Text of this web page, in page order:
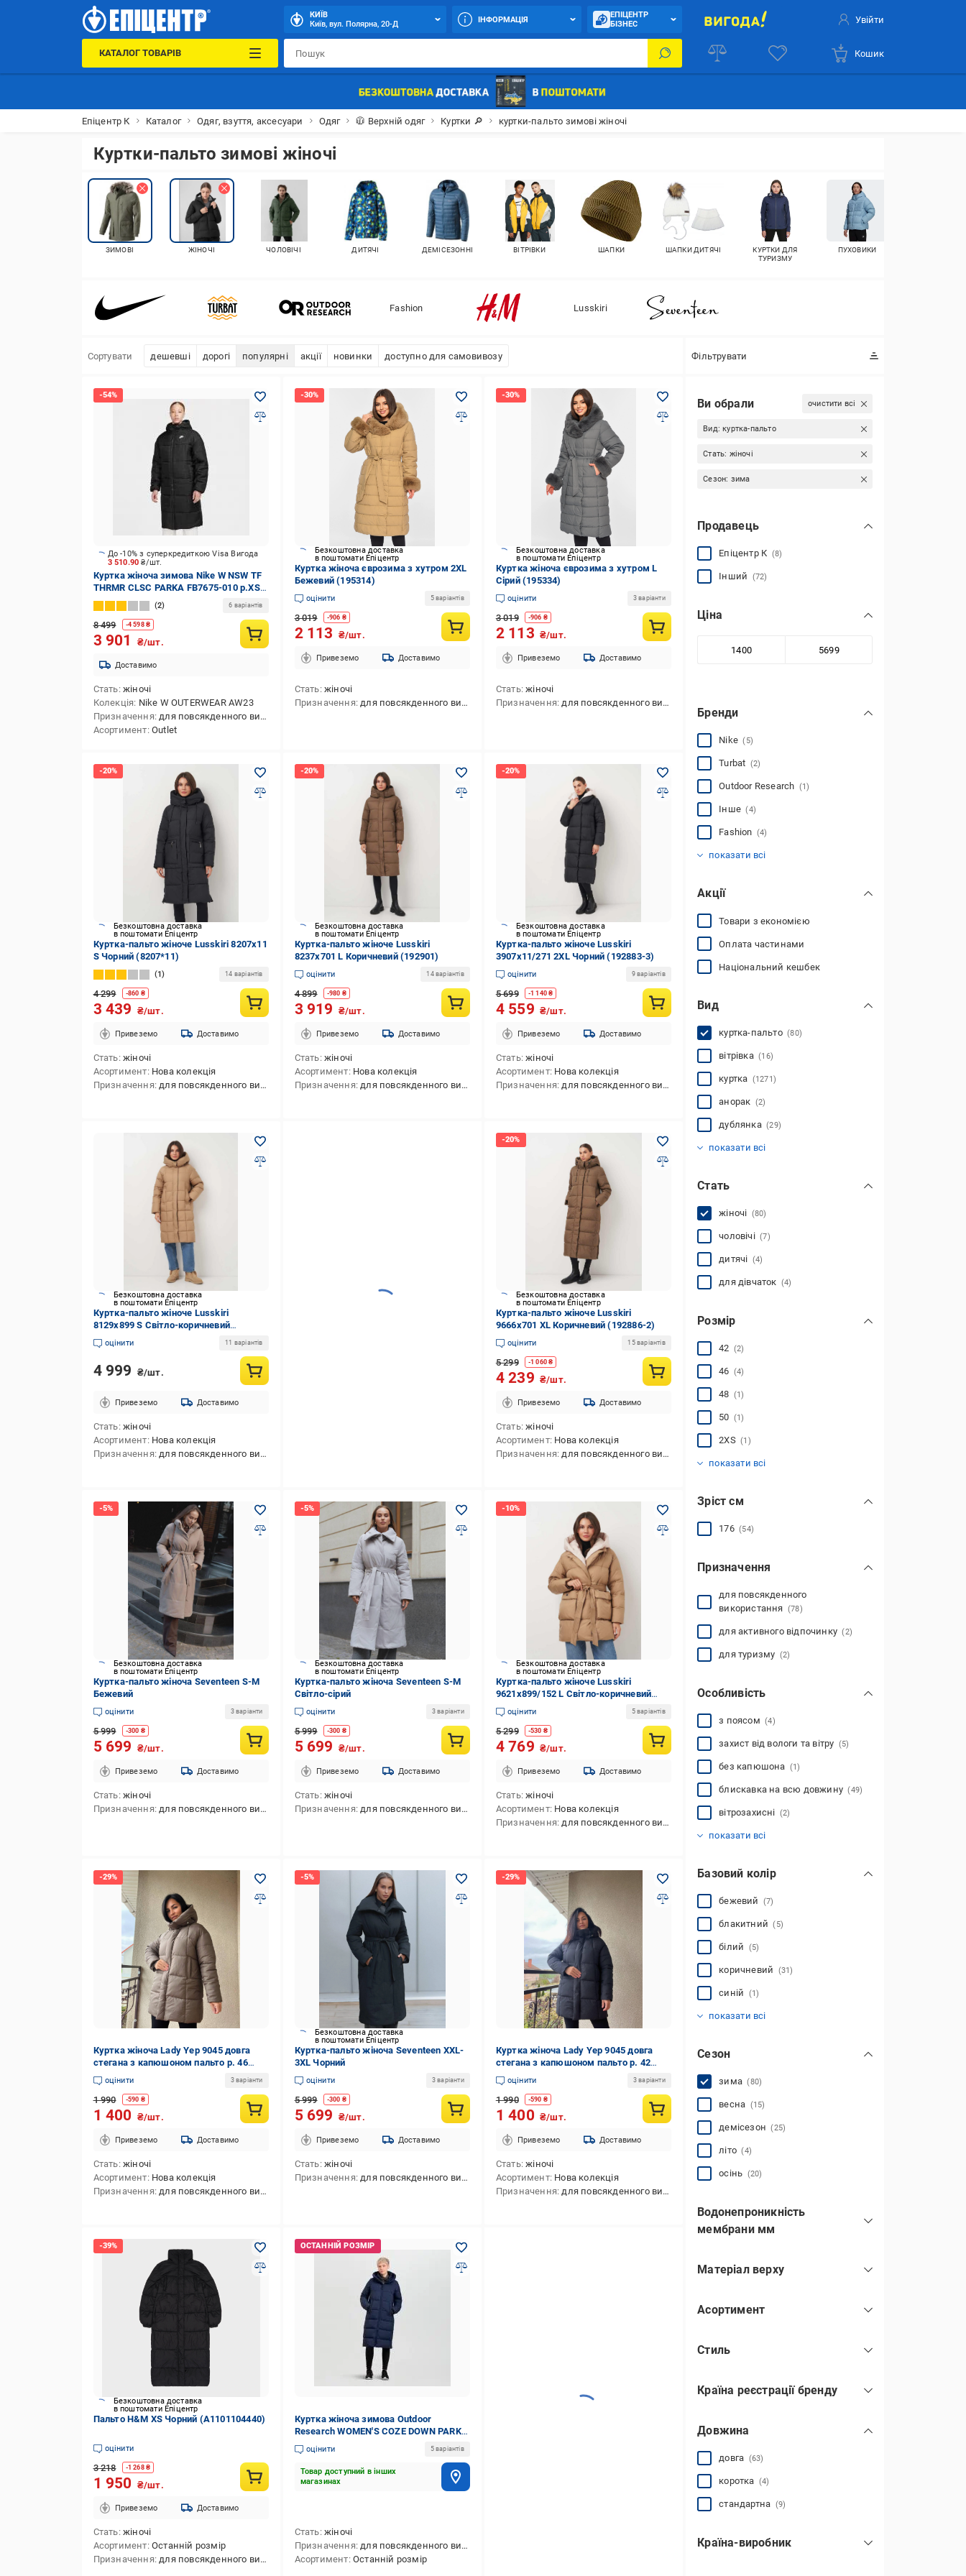
КИЇВ
Київ, вул. Полярна, 20-Д
ІНФОРМАЦІЯ
ЕПІЦЕНТР
БІЗНЕС
Увійти
КАТАЛОГ ТОВАРІВ Кошик
Епіцентр К Каталог Одяг, взуття, аксесуари Одяг 🧥 Верхній одяг Куртки 🔎 куртки-пальто зимові жіночі
Куртки-пальто зимові жіночі
ЗИМОВІ ЖІНОЧІ ЧОЛОВІЧІ ДИТЯЧІ ДЕМІСЕЗОННІ ВІТРІВКИ ШАПКИ ШАПКИ ДИТЯЧІ
КУРТКИ ДЛЯ
ТУРИЗМУ
ПУХОВИКИ
Fashion Lusskiri
Сортувати дешевші дорогі популярні акції новинки доступно для самовивозу Фільтрувати
3 510.90₴/шт.
До -10% з суперкредиткою Visa Вигода
Куртка жіноча зимова Nike W NSW TF
THRMR CLSC PARKA FB7675-010 р.XS
чорна
2 6 варіантів
8 499 -4 598₴
3 901 ₴/шт.
Доставимо
Стать жіночі
Колекція Nike W OUTERWEAR AW23
Призначення для повсякденного використання
Асортимент Outlet
Безкоштовна доставка
в поштомати Епіцентр
Куртка жіноча єврозима з хутром 2XL
Бежевий (195314)
оцінити 5 варіантів
3 019 -906 ₴
2 113 ₴/шт.
Привеземо Доставимо
Стать жіночі
Призначення для повсякденного використання
Безкоштовна доставка
в поштомати Епіцентр
Куртка жіноча єврозима з хутром L
Сірий (195334)
оцінити 3 варіанти
3 019 -906 ₴
2 113 ₴/шт.
Привеземо Доставимо
Стать жіночі
Призначення для повсякденного використання
Безкоштовна доставка
в поштомати Епіцентр
Куртка-пальто жіноче Lusskiri 8207x11
S Чорний (8207*11)
1 14 варіантів
4 299 -860 ₴
3 439 ₴/шт.
Привеземо Доставимо
Стать жіночі
Асортимент Нова колекція
Призначення для повсякденного використання
Безкоштовна доставка
в поштомати Епіцентр
Куртка-пальто жіноче Lusskiri
8237x701 L Коричневий (192901)
оцінити 14 варіантів
4 899 -980 ₴
3 919 ₴/шт.
Привеземо Доставимо
Стать жіночі
Асортимент Нова колекція
Призначення для повсякденного використання
Безкоштовна доставка
в поштомати Епіцентр
Куртка-пальто жіноче Lusskiri
3907x11/271 2XL Чорний (192883-3)
оцінити 9 варіантів
5 699 -1 140₴
4 559 ₴/шт.
Привеземо Доставимо
Стать жіночі
Асортимент Нова колекція
Призначення для повсякденного використання
Безкоштовна доставка
в поштомати Епіцентр
Куртка-пальто жіноче Lusskiri
8129x899 S Світло-коричневий
(192888)
оцінити 11 варіантів
4 999 ₴/шт.
Привеземо Доставимо
Стать жіночі
Асортимент Нова колекція
Призначення для повсякденного використання
Безкоштовна доставка
в поштомати Епіцентр
Куртка-пальто жіноче Lusskiri
9666x701 XL Коричневий (192886-2)
оцінити 15 варіантів
5 299 -1 060₴
4 239 ₴/шт.
Привеземо Доставимо
Стать жіночі
Асортимент Нова колекція
Призначення для повсякденного використання
Безкоштовна доставка
в поштомати Епіцентр
Куртка-пальто жіноча Seventeen S-M
Бежевий
оцінити 3 варіанти
5 999 -300 ₴
5 699 ₴/шт.
Привеземо Доставимо
Стать жіночі
Призначення для повсякденного використання
Безкоштовна доставка
в поштомати Епіцентр
Куртка-пальто жіноча Seventeen S-M
Світло-сірий
оцінити 3 варіанти
5 999 -300 ₴
5 699 ₴/шт.
Привеземо Доставимо
Стать жіночі
Призначення для повсякденного використання
Безкоштовна доставка
в поштомати Епіцентр
Куртка-пальто жіноче Lusskiri
9621x899/152 L Світло-коричневий
(192891-2)
оцінити 5 варіантів
5 299 -530 ₴
4 769 ₴/шт.
Привеземо Доставимо
Стать жіночі
Асортимент Нова колекція
Призначення для повсякденного використання
Куртка жіноча Lady Yep 9045 довга
стегана з капюшоном пальто р. 46
Коричневий (3087)
оцінити 3 варіанти
1 990 -590 ₴
1 400 ₴/шт.
Привеземо Доставимо
Стать жіночі
Асортимент Нова колекція
Призначення для повсякденного використання
Безкоштовна доставка
в поштомати Епіцентр
Куртка-пальто жіноча Seventeen XXL-
3XL Чорний
оцінити 3 варіанти
5 999 -300 ₴
5 699 ₴/шт.
Привеземо Доставимо
Стать жіночі
Призначення для повсякденного використання
Куртка жіноча Lady Yep 9045 довга
стегана з капюшоном пальто р. 42
Чорний (3082)
оцінити 3 варіанти
1 990 -590 ₴
1 400 ₴/шт.
Привеземо Доставимо
Стать жіночі
Асортимент Нова колекція
Призначення для повсякденного використання
Безкоштовна доставка
в поштомати Епіцентр
Пальто H&M XS Чорний (A1101104440)
оцінити
3 218 -1 268₴
1 950 ₴/шт.
Привеземо Доставимо
Стать жіночі
Асортимент Останній розмір
Призначення для повсякденного використання
Куртка жіноча зимова Outdoor
Research WOMEN'S COZE DOWN PARKA
277589-1289 р.S синя
оцінити 5 варіантів
Товар доступний в інших
магазинах
Стать жіночі
Призначення для повсякденного використання
Асортимент Останній розмір
Ви обрали очистити всі
Вид:куртка-пальто
Стать: жіночі
Сезон: зима
Продавець
Епіцентр К (8)
Інший (72)
Ціна
Бренди
Nike(5)
Turbat (2)
Outdoor Research (1)
Інше(4)
Fashion (4)
показати всі
Акції
Товари з економією
Оплата частинами
Національний кешбек
Вид
куртка-пальто(80)
вітрівка(16)
куртка (1271)
анорак (2)
дублянка(29)
показати всі
Стать
жіночі (80)
чоловічі(7)
дитячі (4)
для дівчаток (4)
Розмір
42 (2)
46 (4)
48 (1)
50 (1)
2XS(1)
показати всі
Зріст см
176(54)
Призначення
для повсякденного
використання (78)
для активного відпочинку(2)
для туризму (2)
Особливість
з поясом(4)
захист від вологи та вітру (5)
без капюшона (1)
блискавка на всю довжину(49)
вітрозахисні (2)
показати всі
Базовий колір
бежевий (7)
блакитний(5)
білий (5)
коричневий (31)
синій (1)
показати всі
Сезон
зима(80)
весна (15)
демісезон(25)
літо(4)
осінь (20)
Водонепроникність
мембрани мм
Матеріал верху
плащова тканина
поліамід
Асортимент
Останній розмір
Стиль
Країна реєстрації бренду
США(5)
Україна (2)
Довжина
довга (63)
коротка (4)
стандартна (9)
Країна-виробник